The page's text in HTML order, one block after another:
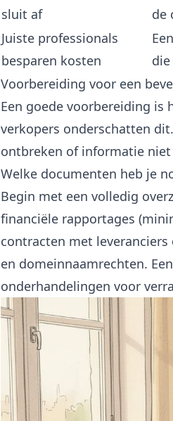
sluit af
de
Juiste professionals
besparen kosten
Voorbereiding voor een
Een goede voorbereiding is
verkopers onderschatten
ontbreken of informatie
Welke documenten heb je
Begin met een volledig
financiële rapportages
contracten met
en domeinnaamrechten.
onderhandelingen voor